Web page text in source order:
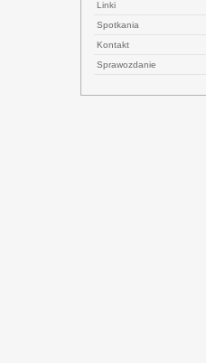
Linki
Spotkania
Kontakt
Sprawozdanie